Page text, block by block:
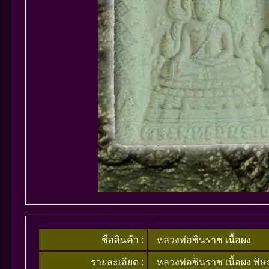
ชื่อสินค้า : หลวงพ่อชินราช เนื้อผง
รายละเอียด : หลวงพ่อชินราช เนื้อผง พิ